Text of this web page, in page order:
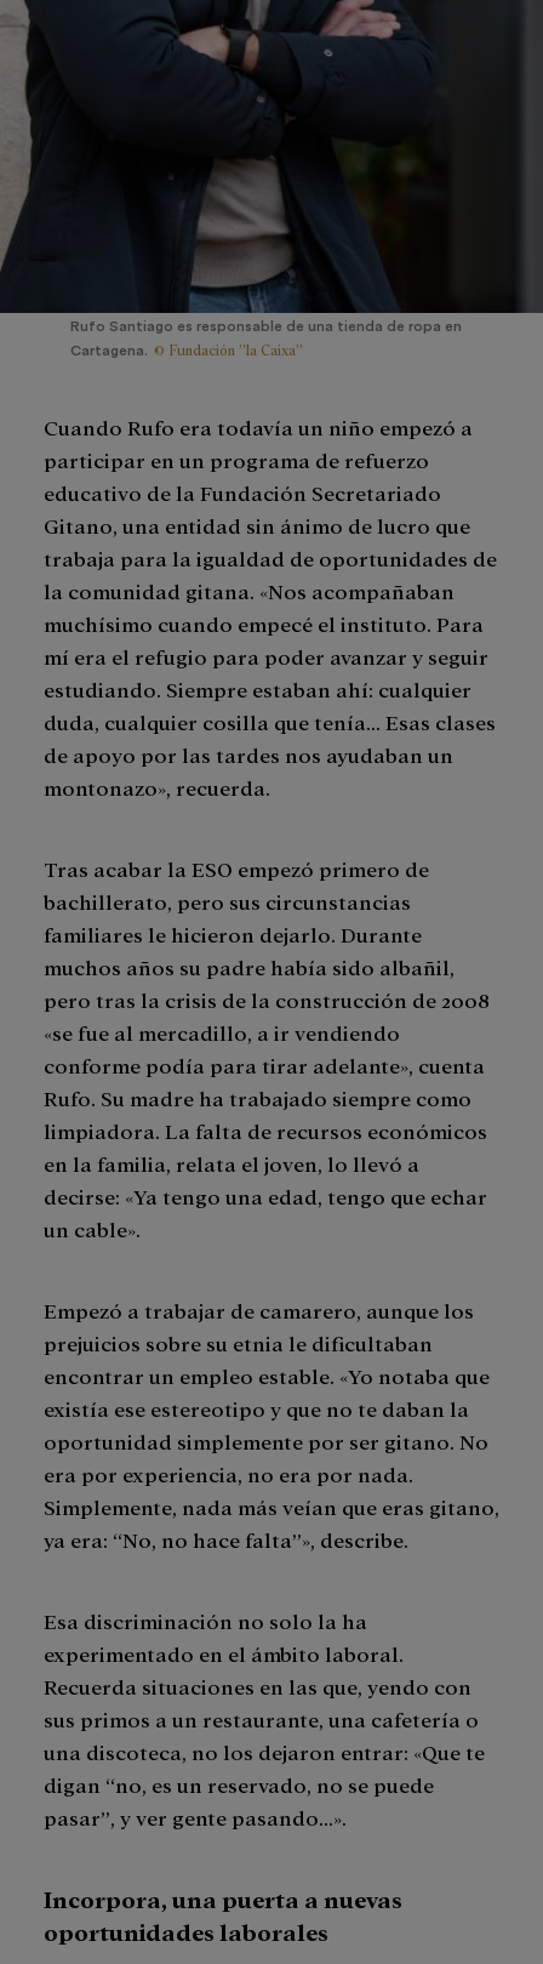
Rufo Santiago es responsable de una tienda de ropa en
Cartagena. © Fundación ”la Caixa”
Cuando Rufo era todavía un niño empezó a
participar en un programa de refuerzo
educativo de la Fundación Secretariado
Gitano, una entidad sin ánimo de lucro que
trabaja para la igualdad de oportunidades de
la comunidad gitana. «Nos acompañaban
muchísimo cuando empecé el instituto. Para
mí era el refugio para poder avanzar y seguir
estudiando. Siempre estaban ahí: cualquier
duda, cualquier cosilla que tenía… Esas clases
de apoyo por las tardes nos ayudaban un
montonazo», recuerda.
Tras acabar la ESO empezó primero de
bachillerato, pero sus circunstancias
familiares le hicieron dejarlo. Durante
muchos años su padre había sido albañil,
pero tras la crisis de la construcción de 2008
«se fue al mercadillo, a ir vendiendo
conforme podía para tirar adelante», cuenta
Rufo. Su madre ha trabajado siempre como
limpiadora. La falta de recursos económicos
en la familia, relata el joven, lo llevó a
decirse: «Ya tengo una edad, tengo que echar
un cable».
Empezó a trabajar de camarero, aunque los
prejuicios sobre su etnia le dificultaban
encontrar un empleo estable. «Yo notaba que
existía ese estereotipo y que no te daban la
oportunidad simplemente por ser gitano. No
era por experiencia, no era por nada.
Simplemente, nada más veían que eras gitano,
ya era: “No, no hace falta”», describe.
Esa discriminación no solo la ha
experimentado en el ámbito laboral.
Recuerda situaciones en las que, yendo con
sus primos a un restaurante, una cafetería o
una discoteca, no los dejaron entrar: «Que te
digan “no, es un reservado, no se puede
pasar”, y ver gente pasando…».
Incorpora, una puerta a nuevas
oportunidades laborales